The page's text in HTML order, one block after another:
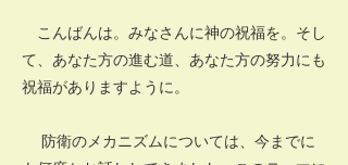
こんばんは。みなさんに神の祝福を。そし
て、あなた方の進む道、あなた方の努力にも
祝福がありますように。
防衛のメカニズムについては、今までに